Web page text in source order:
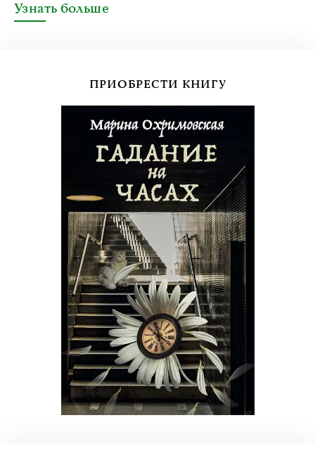
Узнать больше
ПРИОБРЕСТИ КНИГУ